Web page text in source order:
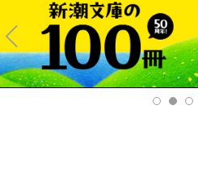
Pre
v